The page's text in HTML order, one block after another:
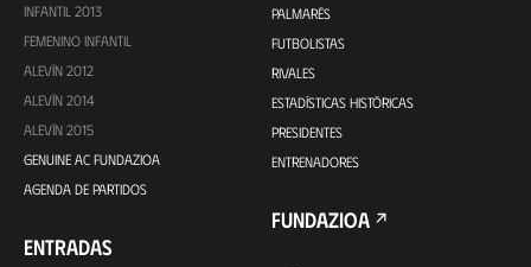
INFANTIL 2013
FEMENINO INFANTIL
ALEVÍN 2012
ALEVÍN 2014
ALEVÍN 2015
GENUINE AC FUNDAZIOA
AGENDA DE PARTIDOS
ENTRADAS
PALMARÉS
FUTBOLISTAS
RIVALES
ESTADÍSTICAS HISTÓRICAS
PRESIDENTES
ENTRENADORES
FUNDAZIOA